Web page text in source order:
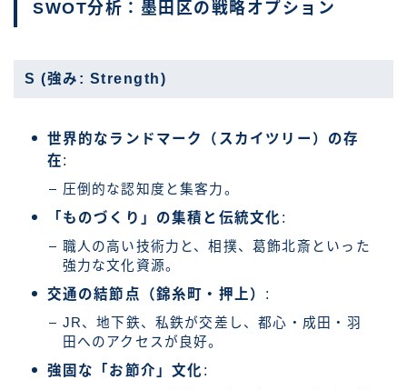
SWOT分析：墨田区の戦略オプション
S (強み: Strength)
世界的なランドマーク（スカイツリー）の存
在:
圧倒的な認知度と集客力。
「ものづくり」の集積と伝統文化 :
職人の高い技術力と、相撲、葛飾北斎といった
強力な文化資源。
交通の結節点（錦糸町・押上） :
JR、地下鉄、私鉄が交差し、都心・成田・羽
田へのアクセスが良好。
強固な「お節介」文化 :